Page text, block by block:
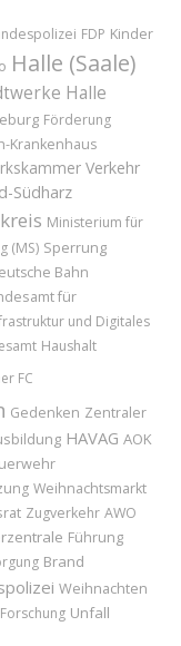
FDP Kinder
Halle (Saale)
Halle
Förderung
Krankenhaus
Verkehr
Südharz
Ministerium für
(MS) Sperrung
Bahn
für
und Digitales
Haushalt
FC
Gedenken Zentraler
HAVAG AOK
Weihnachtsmarkt
Zugverkehr AWO
Führung
Brand
Weihnachten
Forschung Unfall